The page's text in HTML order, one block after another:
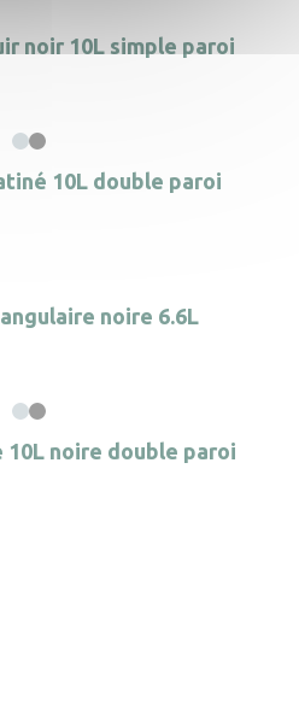
noir 10L simple paroi
10L double paroi
noire 6.6L
10L noire double paroi